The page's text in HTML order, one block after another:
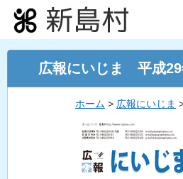
本
文
へ
移
広報にいじま 平成29
ホーム > 広報にいじま